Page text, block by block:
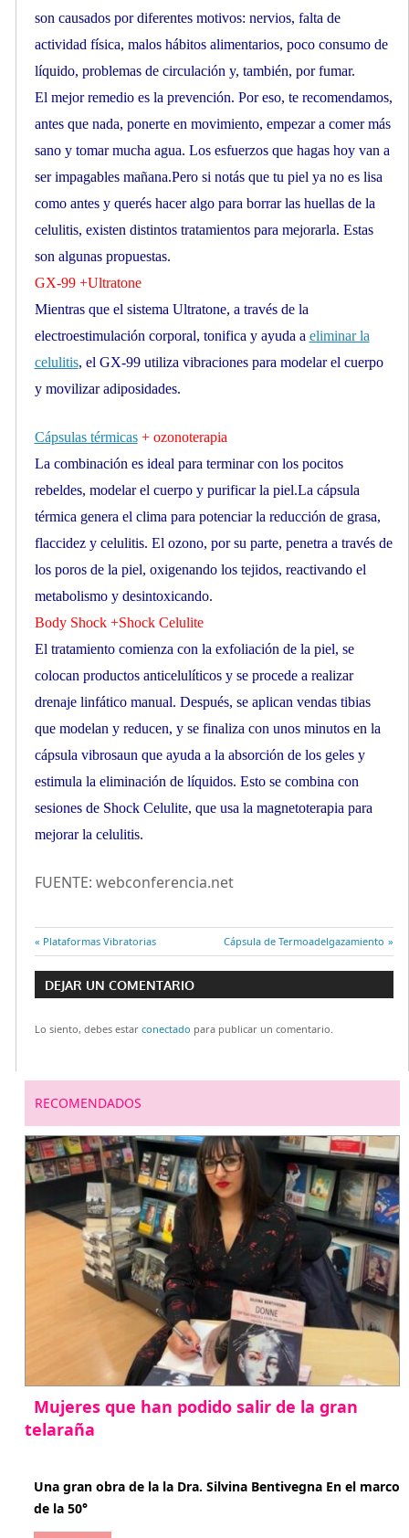
son causados por diferentes motivos: nervios, falta de
actividad física, malos hábitos alimentarios, poco consumo de
líquido, problemas de circulación y, también, por fumar.
El mejor remedio es la prevención. Por eso, te recomendamos,
antes que nada, ponerte en movimiento, empezar a comer más
sano y tomar mucha agua. Los esfuerzos que hagas hoy van a
ser impagables mañana.Pero si notás que tu piel ya no es lisa
como antes y querés hacer algo para borrar las huellas de la
celulitis, existen distintos tratamientos para mejorarla. Estas
son algunas propuestas.
GX-99 +Ultratone
Mientras que el sistema Ultratone, a través de la
electroestimulación corporal, tonifica y ayuda a eliminar la
celulitis, el GX-99 utiliza vibraciones para modelar el cuerpo
y movilizar adiposidades.
Cápsulas térmicas+ ozonoterapia
La combinación es ideal para terminar con los pocitos
rebeldes, modelar el cuerpo y purificar la piel.La cápsula
térmica genera el clima para potenciar la reducción de grasa,
flaccidez y celulitis. El ozono, por su parte, penetra a través de
los poros de la piel, oxigenando los tejidos, reactivando el
metabolismo y desintoxicando.
Body Shock +Shock Celulite
El tratamiento comienza con la exfoliación de la piel, se
colocan productos anticelulíticos y se procede a realizar
drenaje linfático manual. Después, se aplican vendas tibias
que modelan y reducen, y se finaliza con unos minutos en la
cápsula vibrosaun que ayuda a la absorción de los geles y
estimula la eliminación de líquidos. Esto se combina con
sesiones de Shock Celulite, que usa la magnetoterapia para
mejorar la celulitis.
FUENTE: webconferencia.net
Navegación
de
entradas
Entrada
anterior:
Plataformas Vibratorias
Entrada
siguiente:
Cápsula de Termoadelgazamiento
DEJAR UN COMENTARIO
Lo siento, debes estar conectado para publicar un comentario.
RECOMENDADOS
Mujeres que han podido salir de la gran
telaraña
Una gran obra de la la Dra. Silvina Bentivegna En el marco
de la 50°